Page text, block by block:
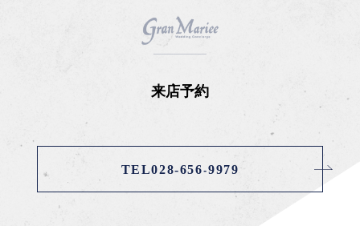
来店予約
TEL028-656-9979